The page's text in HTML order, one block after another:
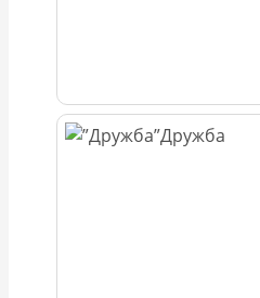
Дружба